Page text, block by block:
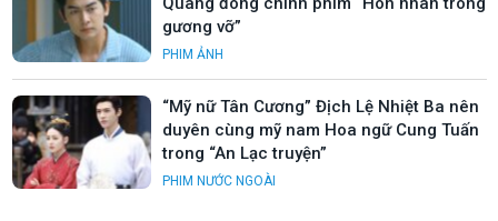
gương vỡ”
PHIM ẢNH
“Mỹ nữ Tân Cương” Địch Lệ Nhiệt Ba nên
duyên cùng mỹ nam Hoa ngữ Cung Tuấn
trong “An Lạc truyện”
PHIM NƯỚC NGOÀI